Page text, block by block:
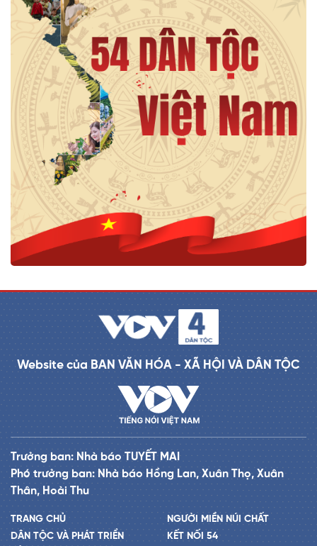
Website của BAN VĂN HÓA - XÃ HỘI VÀ DÂN TỘC
Trưởng ban: Nhà báo TUYẾT MAI
Phó trưởng ban: Nhà báo Hồng Lan, Xuân Thọ, Xuân
Thân, Hoài Thu
TRANG CHỦ
DÂN TỘC VÀ PHÁT TRIỂN
NGƯỜI MIỀN NÚI CHẤT
KẾT NỐI 54